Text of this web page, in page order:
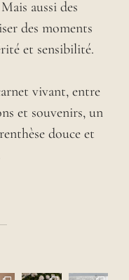
aussi des
des moments
et sensibilité.
vivant, entre
et souvenirs, un
douce et